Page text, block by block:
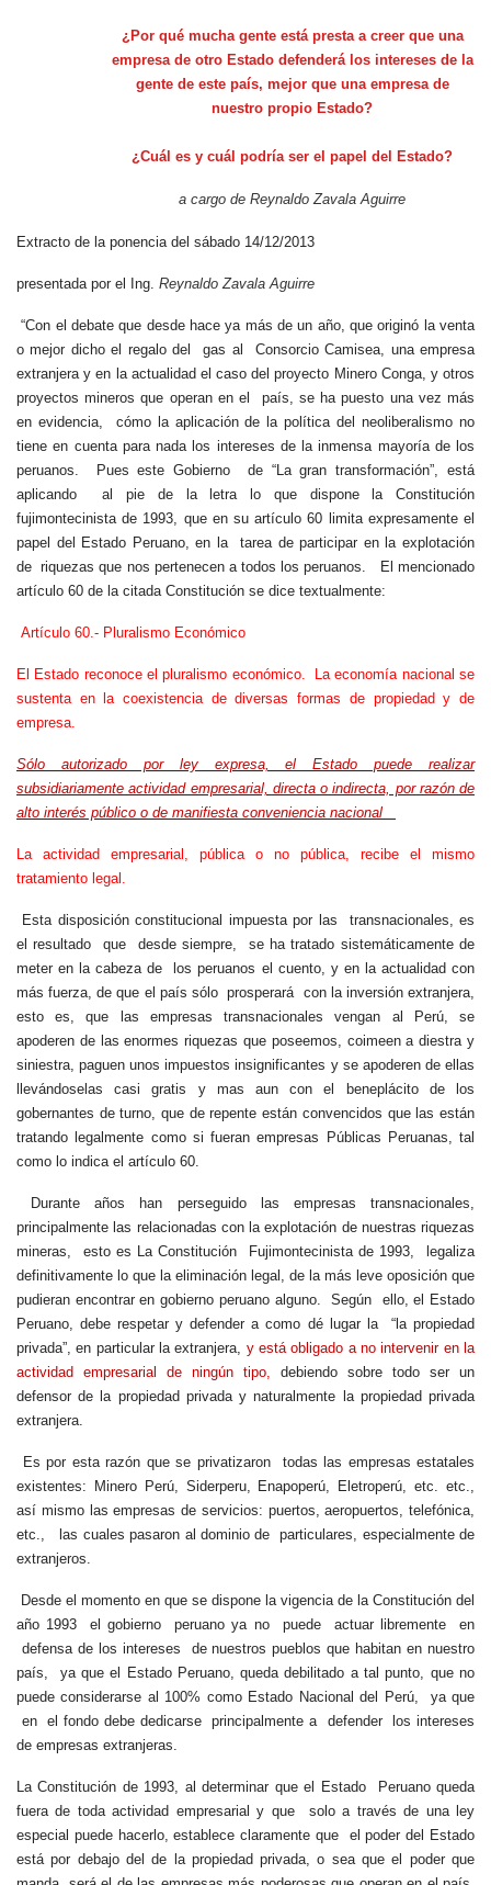
¿Por qué mucha gente está presta a creer que una
empresa de otro Estado defenderá los intereses de la
gente de este país, mejor que una empresa de
nuestro propio Estado?
¿Cuál es y cuál podría ser el papel del Estado?
a cargo de Reynaldo Zavala Aguirre
Extracto de la ponencia del sábado 14/12/2013
presentada por el Ing. Reynaldo Zavala Aguirre
“Con el debate que desde hace ya más de un año, que originó la venta
o mejor dicho el regalo del gas al Consorcio Camisea, una empresa
extranjera y en la actualidad el caso del proyecto Minero Conga, y otros
proyectos mineros que operan en el país, se ha puesto una vez más
en evidencia, cómo la aplicación de la política del neoliberalismo no
tiene en cuenta para nada los intereses de la inmensa mayoría de los
peruanos. Pues este Gobierno de “La gran transformación”, está
aplicando al pie de la letra lo que dispone la Constitución
fujimontecinista de 1993, que en su artículo 60 limita expresamente el
papel del Estado Peruano, en la tarea de participar en la explotación
de riquezas que nos pertenecen a todos los peruanos. El mencionado
artículo 60 de la citada Constitución se dice textualmente:
Artículo 60.- Pluralismo Económico
El Estado reconoce el pluralismo económico. La economía nacional se
sustenta en la coexistencia de diversas formas de propiedad y de
empresa.
Sólo autorizado por ley expresa, el Estado puede realizar
subsidiariamente actividad empresarial, directa o indirecta, por razón de
alto interés público o de manifiesta conveniencia nacional
La actividad empresarial, pública o no pública, recibe el mismo
tratamiento legal.
Esta disposición constitucional impuesta por las transnacionales, es
el resultado que desde siempre, se ha tratado sistemáticamente de
meter en la cabeza de los peruanos el cuento, y en la actualidad con
más fuerza, de que el país sólo prosperará con la inversión extranjera,
esto es, que las empresas transnacionales vengan al Perú, se
apoderen de las enormes riquezas que poseemos, coimeen a diestra y
siniestra, paguen unos impuestos insignificantes y se apoderen de ellas
llevándoselas casi gratis y mas aun con el beneplácito de los
gobernantes de turno, que de repente están convencidos que las están
tratando legalmente como si fueran empresas Públicas Peruanas, tal
como lo indica el artículo 60.
Durante años han perseguido las empresas transnacionales,
principalmente las relacionadas con la explotación de nuestras riquezas
mineras, esto es La Constitución Fujimontecinista de 1993, legaliza
definitivamente lo que la eliminación legal, de la más leve oposición que
pudieran encontrar en gobierno peruano alguno. Según ello, el Estado
Peruano, debe respetar y defender a como dé lugar la “la propiedad
privada”, en particular la extranjera, y está obligado a no intervenir en la
actividad empresarial de ningún tipo,
debiendo sobre todo ser un
defensor de la propiedad privada y naturalmente la propiedad privada
extranjera.
Es por esta razón que se privatizaron todas las empresas estatales
existentes: Minero Perú, Siderperu, Enapoperú, Eletroperú, etc. etc.,
así mismo las empresas de servicios: puertos, aeropuertos, telefónica,
etc., las cuales pasaron al dominio de particulares, especialmente de
extranjeros.
Desde el momento en que se dispone la vigencia de la Constitución del
año 1993 el gobierno peruano ya no puede actuar libremente en
defensa de los intereses de nuestros pueblos que habitan en nuestro
país, ya que el Estado Peruano, queda debilitado a tal punto, que no
puede considerarse al 100% como Estado Nacional del Perú, ya que
en el fondo debe dedicarse principalmente a defender los intereses
de empresas extranjeras.
La Constitución de 1993, al determinar que el Estado Peruano queda
fuera de toda actividad empresarial y que solo a través de una ley
especial puede hacerlo, establece claramente que el poder del Estado
está por debajo del de la propiedad privada, o sea que el poder que